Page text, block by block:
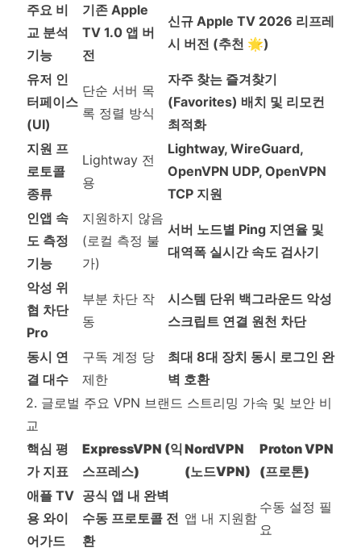
주요 비
교 분석
기능
기존 Apple
TV 1.0 앱 버
전
신규 Apple TV 2026 리프레
시 버전 (추천 🌟)
유저 인
터페이스
(UI)
단순 서버 목
록 정렬 방식
자주 찾는 즐겨찾기
(Favorites) 배치 및 리모컨
최적화
지원 프
로토콜
종류
Lightway 전
용
Lightway, WireGuard,
OpenVPN UDP, OpenVPN
TCP 지원
인앱 속
도 측정
기능
지원하지 않음
(로컬 측정 불
가)
서버 노드별 Ping 지연율 및
대역폭 실시간 속도 검사기
악성 위
협 차단
Pro
부분 차단 작
동
시스템 단위 백그라운드 악성
스크립트 연결 원천 차단
동시 연
결 대수
구독 계정 당
제한
최대 8대 장치 동시 로그인 완
벽 호환
2. 글로벌 주요 VPN 브랜드 스트리밍 가속 및 보안 비
교
핵심 평
가 지표
ExpressVPN (익
스프레스)
NordVPN
(노드VPN)
Proton VPN
(프로톤)
애플 TV
용 와이
어가드
공식 앱 내 완벽
수동 프로토콜 전
환
앱 내 지원함
수동 설정 필
요